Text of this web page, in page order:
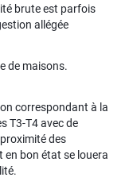
brute est parfois
allégée
de maisons.
correspondant à la
T3-T4 avec de
des
en bon état se louera